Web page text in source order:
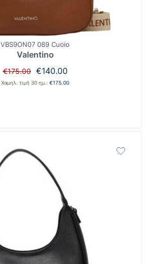
VBS9ON07 089 Cuoio
Valentino
€175.00
Original
price
€140.00Η
τρέχουσα
Χαμηλ. τιμή 30 ημ.: €175.00